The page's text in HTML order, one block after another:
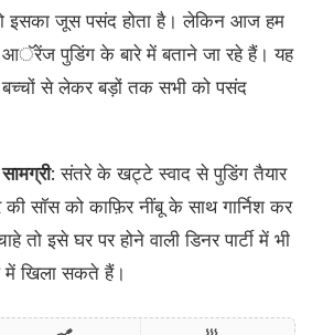
इसका जूस पसंद होता है। लेकिन आज हम
आॅरेंज पुडिंग के बारे में बताने जा रहे हैं। यह
बच्चों से लेकर बड़ों तक सभी को पसंद
: संतरे के खट्टे स्वाद से पुडिंग तैयार
सॉस को काफ़िर नींबू के साथ गार्निश कर
तो इसे घर पर होने वाली डिनर पार्टी में भी
में खिला सकते हैं।